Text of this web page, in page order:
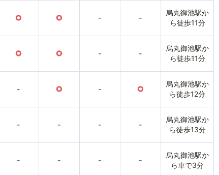
○ ○ - -
烏丸御池駅か
ら徒歩11分
○ ○ - -
烏丸御池駅か
ら徒歩11分
- ○ - ○
烏丸御池駅か
ら徒歩12分
- - - -
烏丸御池駅か
ら徒歩13分
- - - -
烏丸御池駅か
ら車で3分